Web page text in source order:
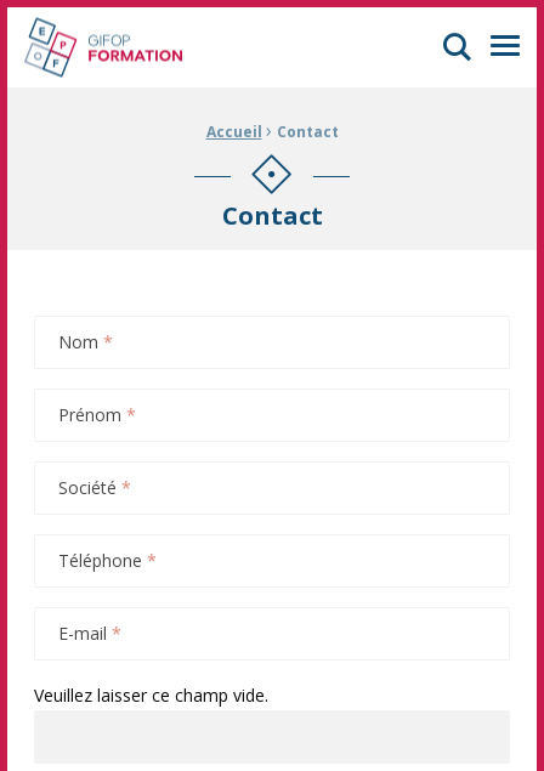
GIFOP Formation Centre de formation continue à Mulhouse
Accueil › Contact
Contact
Nom *
Prénom *
Société *
Téléphone *
E-mail *
Veuillez laisser ce champ vide.